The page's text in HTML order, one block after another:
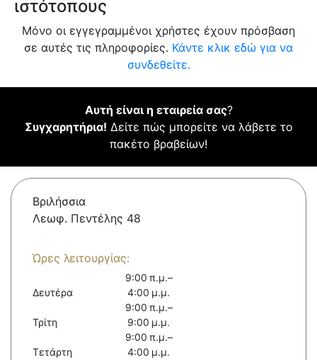
ιστότοπους
Μόνο οι εγγεγραμμένοι χρήστες έχουν πρόσβαση
σε αυτές τις πληροφορίες. Κάντε κλικ εδώ για να
συνδεθείτε.
Αυτή είναι η εταιρεία σας?
Συγχαρητήρια! Δείτε πώς μπορείτε να λάβετε το
πακέτο βραβείων!
Βριλήσσια
Λεωφ. Πεντέλης 48
Ώρες λειτουργίας:
Δευτέρα
9:00 π.μ.–
4:00 μ.μ.
Τρίτη
9:00 π.μ.–
9:00 μ.μ.
Τετάρτη
9:00 π.μ.–
4:00 μ.μ.